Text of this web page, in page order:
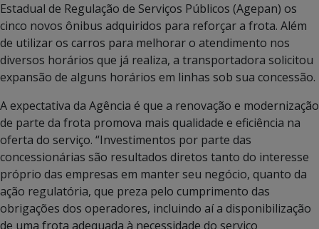
Estadual de Regulação de Serviços Públicos (Agepan) os
cinco novos ônibus adquiridos para reforçar a frota. Além
de utilizar os carros para melhorar o atendimento nos
diversos horários que já realiza, a transportadora solicitou
expansão de alguns horários em linhas sob sua concessão.
A expectativa da Agência é que a renovação e modernização
de parte da frota promova mais qualidade e eficiência na
oferta do serviço. “Investimentos por parte das
concessionárias são resultados diretos tanto do interesse
próprio das empresas em manter seu negócio, quanto da
ação regulatória, que preza pelo cumprimento das
obrigações dos operadores, incluindo aí a disponibilização
de uma frota adequada à necessidade do serviço